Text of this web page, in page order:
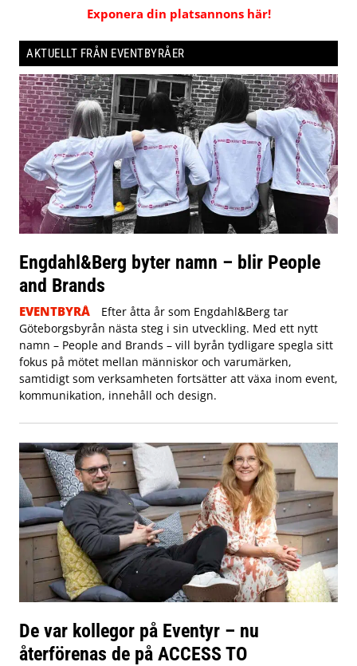
Exponera din platsannons här!
AKTUELLT FRÅN EVENTBYRÅER
Engdahl&Berg byter namn – blir People
and Brands
EVENTBYRÅ
Efter åtta år som Engdahl&Berg tar
Göteborgsbyrån nästa steg i sin utveckling. Med ett nytt
namn – People and Brands – vill byrån tydligare spegla sitt
fokus på mötet mellan människor och varumärken,
samtidigt som verksamheten fortsätter att växa inom event,
kommunikation, innehåll och design.
De var kollegor på Eventyr – nu
återförenas de på ACCESS TO